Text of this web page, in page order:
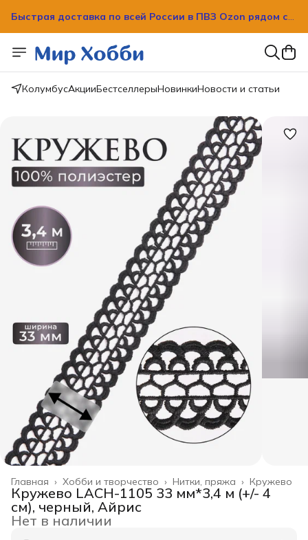
Быстрая доставка по всей России в ПВЗ Ozon рядом с
Быстрая доставка по всей России в ПВЗ Ozon рядом с
вашим домом!
КолумбусАкцииБестселлерыНовинкиНовости и статьи
Кружево
Нитки, пряжа ›
Хобби и творчество ›
Главная ›
Кружево LACH-1105 33 мм*3,4 м (+/- 4
см), черный, Айрис
Нет в наличии